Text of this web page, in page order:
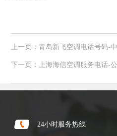
上一页：青岛新飞空调电话号码-
下一页：上海海信空调服务电话-
24小时服务热线